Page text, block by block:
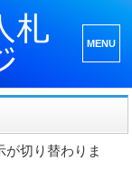
ーとウ
ィジェ
切り替わりま